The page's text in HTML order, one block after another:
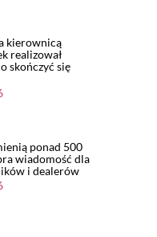
kierownicą
realizował
skończyć się
ponad 500
wiadomość dla
i dealerów